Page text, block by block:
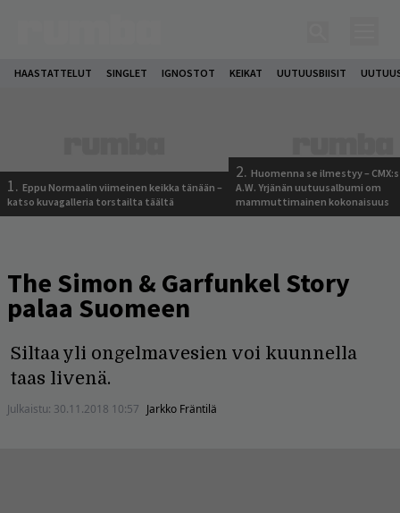
HAASTATTELUT SINGLET IGNOSTOT KEIKAT UUTUUSBIISIT
1. Eppu Normaalin viimeinen keikka tänään –
katso kuvagalleria torstailta täältä
2. Huomenna se ilmestyy –
A.W. Yrjänän uutuusalbumi om
mammuttimainen kokonaisuus
The Simon & Garfunkel Story
palaa Suomeen
Siltaa yli ongelmavesien voi kuunnella
taas livenä.
Julkaistu: 30.11.2018 10:57 Jarkko Fräntilä